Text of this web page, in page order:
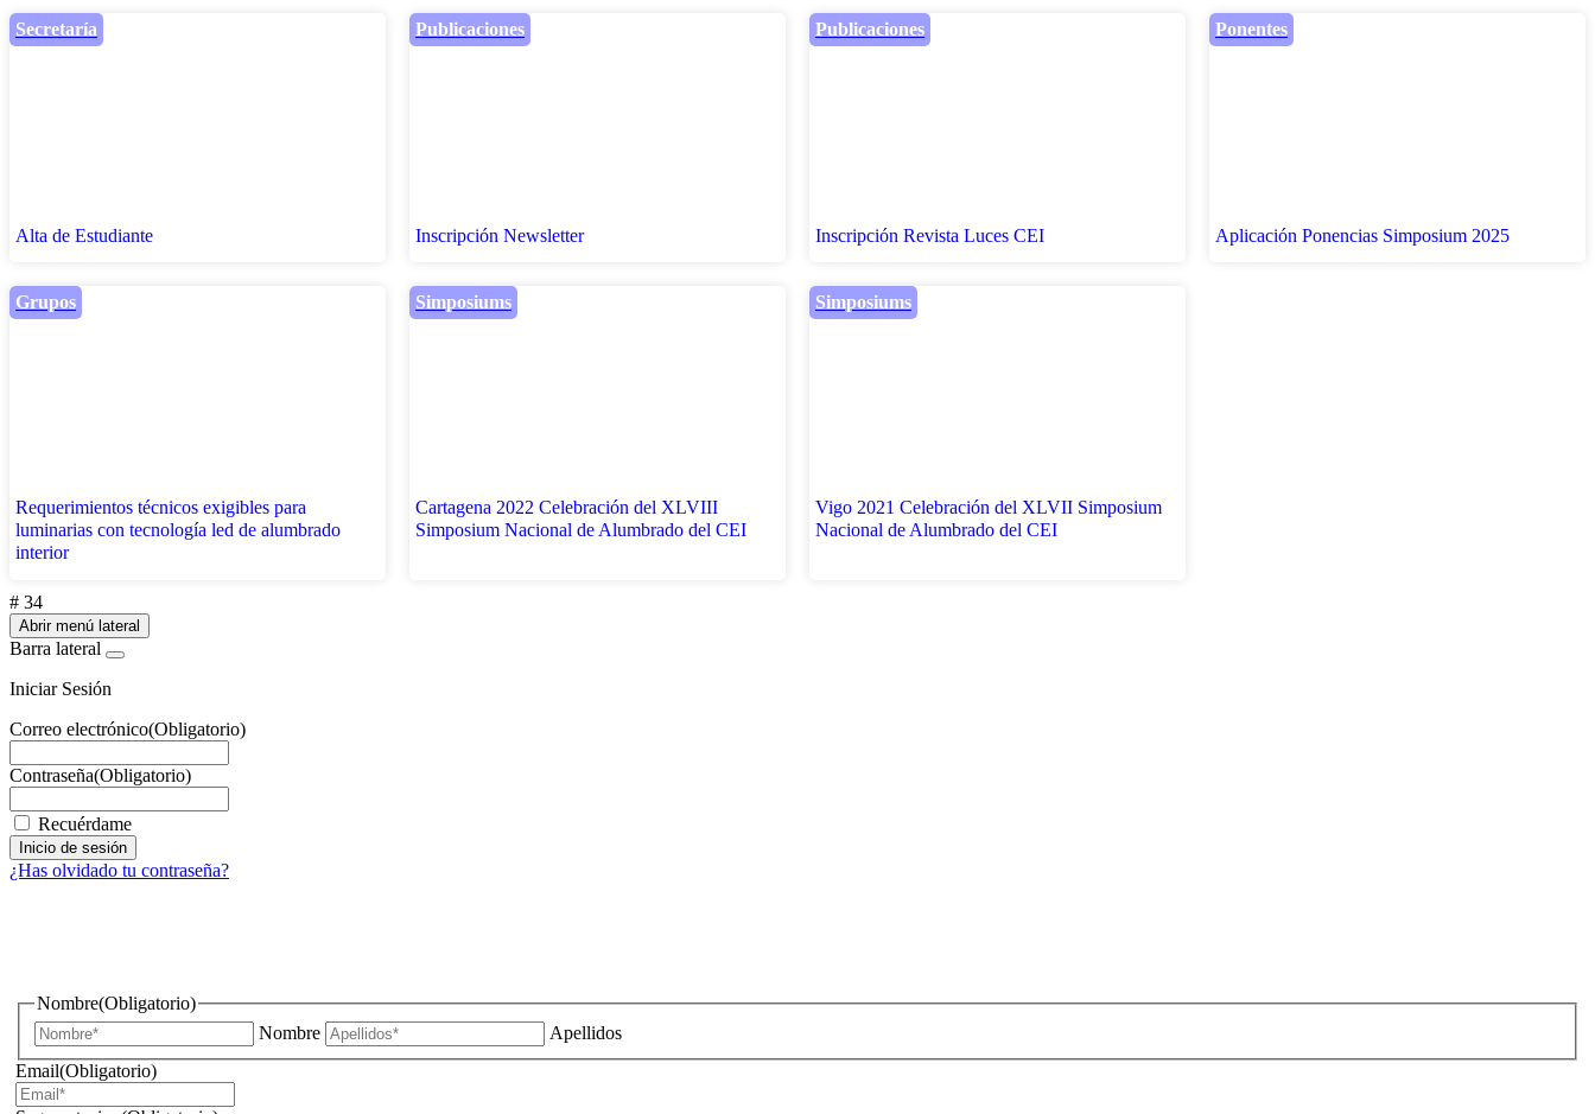
Secretaría
Alta de Estudiante
Publicaciones
Inscripción Newsletter
Publicaciones
Inscripción Revista Luces CEI
Ponentes
Aplicación Ponencias Simposium 2025
Grupos
Requerimientos técnicos exigibles para
luminarias con tecnología led de alumbrado
interior
Simposiums
Cartagena 2022 Celebración del XLVIII
Simposium Nacional de Alumbrado del CEI
Simposiums
Vigo 2021 Celebración del XLVII Simposium
Nacional de Alumbrado del CEI
# 34
Abrir menú lateral
Barra lateral
Iniciar Sesión
Correo electrónico(Obligatorio)
Contraseña(Obligatorio)
Recuérdame
¿Has olvidado tu contraseña?
Nombre(Obligatorio)
Nombre
Apellidos
Email(Obligatorio)